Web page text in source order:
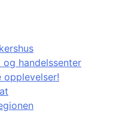
handelssenter
opplevelser!